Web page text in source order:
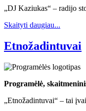
„DJ Kaziukas“ – radijo
Skaityti daugiau...
Etnožadintuvai
Programėlė,
„Etnožadintuvai“ – tai